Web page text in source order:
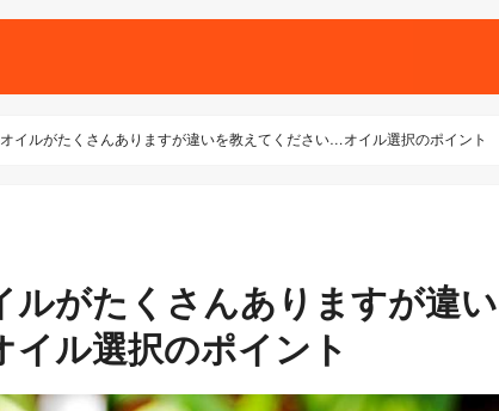
イルがたくさんありますが違いを教えてください…オイル選択のポイント
ルがたくさんありますが違い
ル選択のポイント